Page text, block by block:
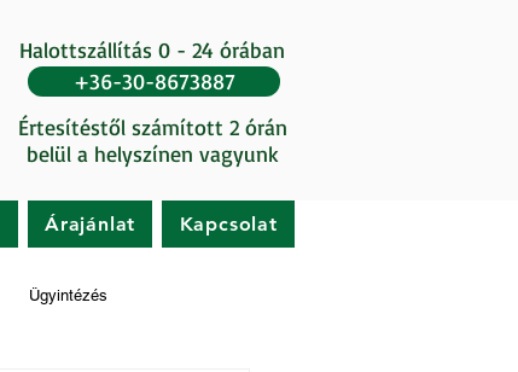
Halottszállítás 0 - 24 órában
Értesítéstől számított 2 órán
belül a helyszínen vagyunk
+36-30-8673887
Árajánlat Kapcsolat
Ügyintézés